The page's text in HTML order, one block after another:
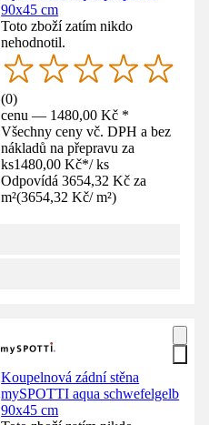
90x45 cm
Toto zboží zatím nikdo
nehodnotil.
(0)
cenu — 1480,00 Kč *
Všechny ceny vč. DPH a bez
nákladů na přepravu za
ks1480,00 Kč*/ ks
Odpovídá 3654,32 Kč za
m²(3654,32 Kč/ m²)
Koupelnová zádní stěna
mySPOTTI aqua schwefelgelb
90x45 cm